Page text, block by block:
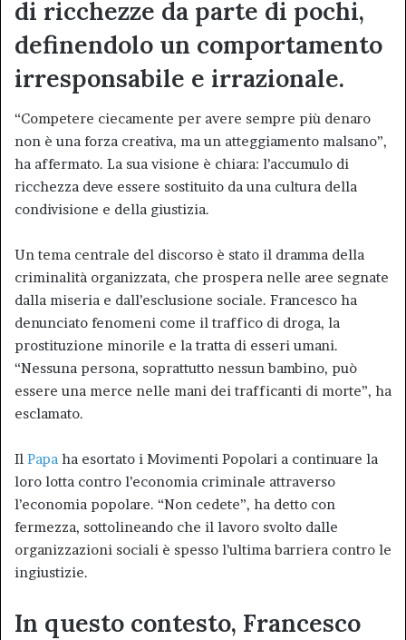
di ricchezze da parte di pochi,
definendolo un comportamento
irresponsabile e irrazionale.
“Competere ciecamente per avere sempre più denaro
non è una forza creativa, ma un atteggiamento malsano”,
ha affermato. La sua visione è chiara: l’accumulo di
ricchezza deve essere sostituito da una cultura della
condivisione e della giustizia.
Un tema centrale del discorso è stato il dramma della
criminalità organizzata, che prospera nelle aree segnate
dalla miseria e dall’esclusione sociale. Francesco ha
denunciato fenomeni come il traffico di droga, la
prostituzione minorile e la tratta di esseri umani.
“Nessuna persona, soprattutto nessun bambino, può
essere una merce nelle mani dei trafficanti di morte”, ha
esclamato.
Il Papa ha esortato i Movimenti Popolari a continuare la
loro lotta contro l’economia criminale attraverso
l’economia popolare. “Non cedete”, ha detto con
fermezza, sottolineando che il lavoro svolto dalle
organizzazioni sociali è spesso l’ultima barriera contro le
ingiustizie.
In questo contesto, Francesco